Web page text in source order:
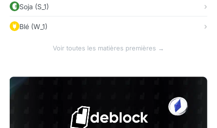
Soja (S_1)
Blé (W_1)
Voir toutes les matières premières →